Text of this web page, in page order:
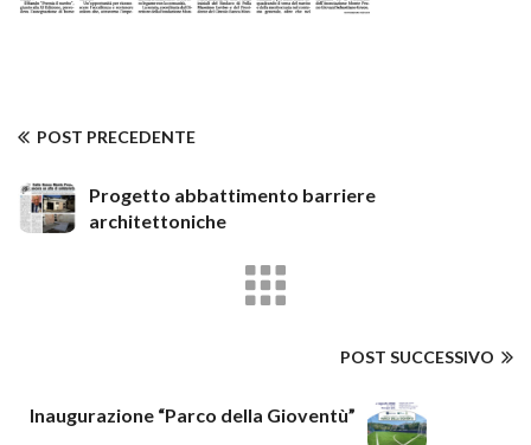
POST PRECEDENTE
Progetto abbattimento barriere
architettoniche
POST SUCCESSIVO
Inaugurazione “Parco della Gioventù”